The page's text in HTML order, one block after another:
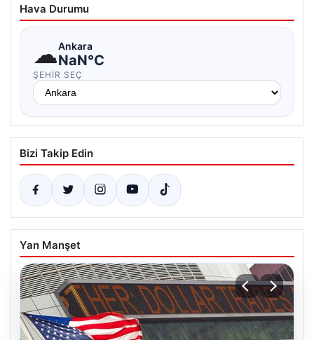
Hava Durumu
☁Ankara
NaN°C
ŞEHIR SEÇ
Bizi Takip Edin
Yan Manşet